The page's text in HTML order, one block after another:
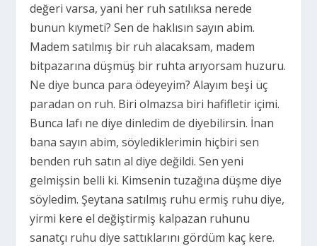
değeri varsa, yani her ruh satılıksa nerede
bunun kıymeti? Sen de haklısın sayın abim.
Madem satılmış bir ruh alacaksam, madem
bitpazarına düşmüş bir ruhta arıyorsam huzuru.
Ne diye bunca para ödeyeyim? Alayım beşi üç
paradan on ruh. Biri olmazsa biri hafifletir içimi.
Bunca lafı ne diye dinledim de diyebilirsin. İnan
bana sayın abim, söylediklerimin hiçbiri sen
benden ruh satın al diye değildi. Sen yeni
gelmişsin belli ki. Kimsenin tuzağına düşme diye
söyledim. Şeytana satılmış ruhu ermiş ruhu diye,
yirmi kere el değiştirmiş kalpazan ruhunu
sanatçı ruhu diye sattıklarını gördüm kaç kere.